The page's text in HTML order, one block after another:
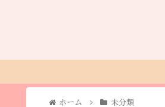
ホーム 未分類